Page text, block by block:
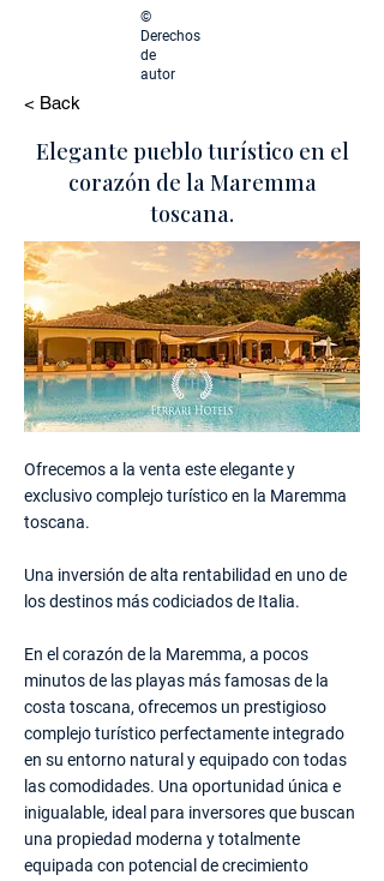
©
Derechos
de
autor
< Back
Elegante pueblo turístico en el
corazón de la Maremma
toscana.
Ofrecemos a la venta este elegante y
exclusivo complejo turístico en la Maremma
toscana.
Una inversión de alta rentabilidad en uno de
los destinos más codiciados de Italia.
En el corazón de la Maremma, a pocos
minutos de las playas más famosas de la
costa toscana, ofrecemos un prestigioso
complejo turístico perfectamente integrado
en su entorno natural y equipado con todas
las comodidades. Una oportunidad única e
inigualable, ideal para inversores que buscan
una propiedad moderna y totalmente
equipada con potencial de crecimiento